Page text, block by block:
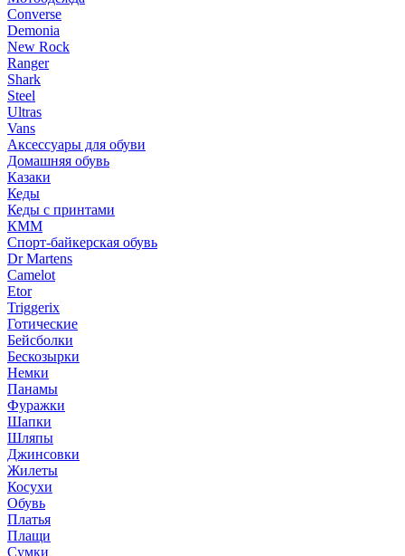
Converse
Demonia
New Rock
Ranger
Shark
Steel
Ultras
Vans
Аксессуары для обуви
Домашняя обувь
Казаки
Кеды
Кеды с принтами
КММ
Спорт-байкерская обувь
Dr Martens
Camelot
Etor
Triggerix
Готические
Бейсболки
Бескозырки
Немки
Панамы
Фуражки
Шапки
Шляпы
Джинсовки
Жилеты
Косухи
Обувь
Платья
Плащи
Сумки